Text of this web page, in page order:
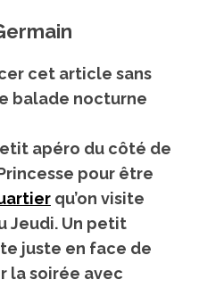
cet article sans
balade nocturne
apéro du côté de
pour être
qu’on visite
Jeudi. Un petit
juste en face de
la soirée avec